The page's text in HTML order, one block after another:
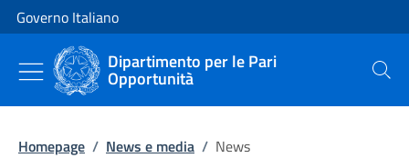
Vai al contenuto
Vai alla navigazione del sito
Governo Italiano
Dipartimento per le Pari
Opportunità Cerca
Homepage / News e media / News